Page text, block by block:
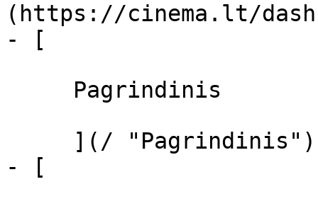
(https://cinema.lt/
- [
- [